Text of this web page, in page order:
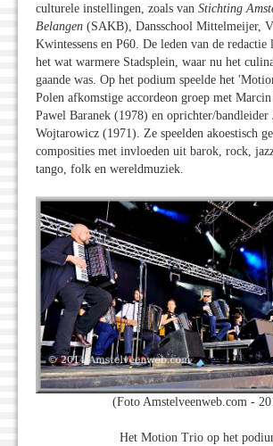
culturele instellingen, zoals van Stichting
Belangen (SAKB), Dansschool Mittelmeijer,
Kwintessens en P60. De leden van de redactie
het wat warmere Stadsplein, waar nu het
gaande was. Op het podium speelde het
Polen afkomstige accordeon groep met Marcin
Pawel Baranek (1978) en oprichter/bandleider
Wojtarowicz (1971). Ze speelden akoestisch
composities met invloeden uit barok, rock,
tango, folk en wereldmuziek.
(Foto Amstelveenweb.com -
Het Motion Trio op het